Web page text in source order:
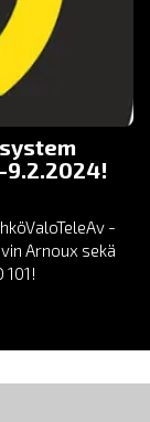
9.2.2024!
-
Arnoux sekä